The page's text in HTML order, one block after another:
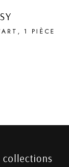
1 PIÈCE
collections